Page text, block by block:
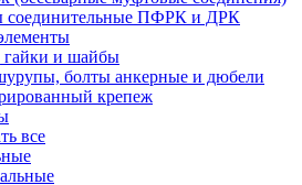
ПФРК и ДРК
гайки и шайбы
болты анкерные и дюбели
крепеж
все